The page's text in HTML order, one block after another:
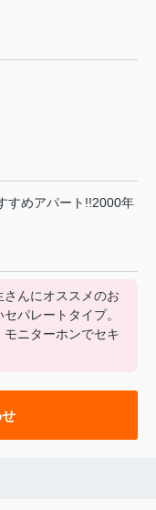
すめアパート!!2000年
んにオススメのお
パレートタイプ。
ニターホンでセキ